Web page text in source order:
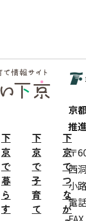
下
京
で
暮
ら
す
下
京
で
子
育
て
下
京
で
つ
な
が
京
推
〒
西
小
電